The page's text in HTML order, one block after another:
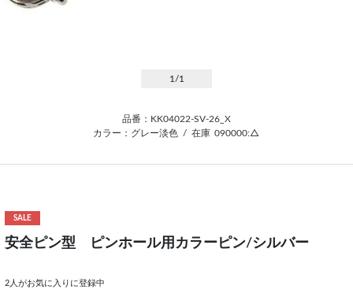
1 /1
品番：KK04022-SV-26_X
カラー：グレー淡色 / 在庫 090000:△
SALE
安全ピン型 ピンホール用カラーピン/シルバー
2 人がお気に入りに登録中